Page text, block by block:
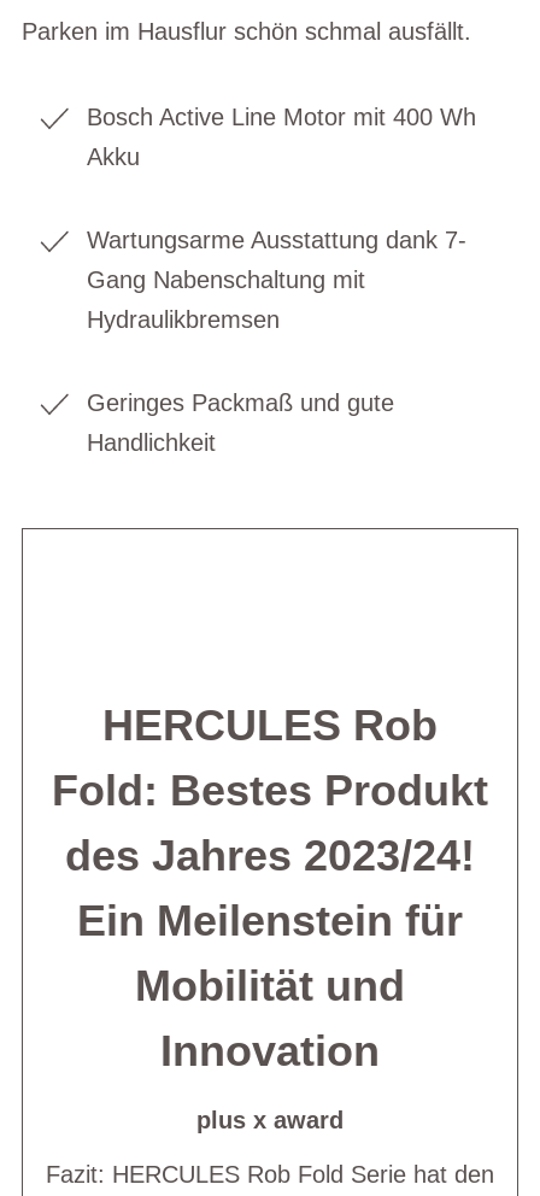
Parken im Hausflur schön schmal ausfällt.
Bosch Active Line Motor mit 400 Wh
Akku
Wartungsarme Ausstattung dank 7-
Gang Nabenschaltung mit
Hydraulikbremsen
Geringes Packmaß und gute
Handlichkeit
HERCULES Rob
Fold: Bestes Produkt
des Jahres 2023/24!
Ein Meilenstein für
Mobilität und
Innovation
plus x award
Fazit: HERCULES Rob Fold Serie hat den